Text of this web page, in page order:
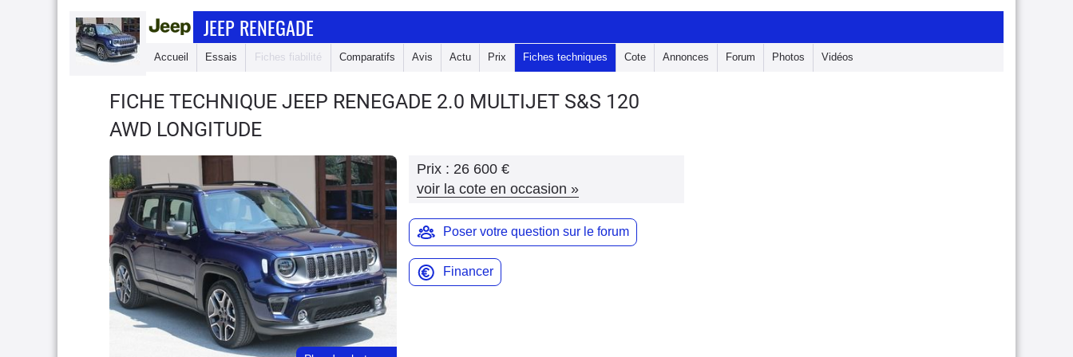
JEEP RENEGADE
Accueil Essais Fiches fiabilité Comparatifs Avis Actu Prix Fiches techniques Cote Annonces Forum Photos Vidéos
FICHE TECHNIQUE JEEP RENEGADE 2.0 MULTIJET S&S 120
AWD LONGITUDE
Prix : 26 600 €
voir la cote en occasion »
Poser votre question sur le forum
Financer